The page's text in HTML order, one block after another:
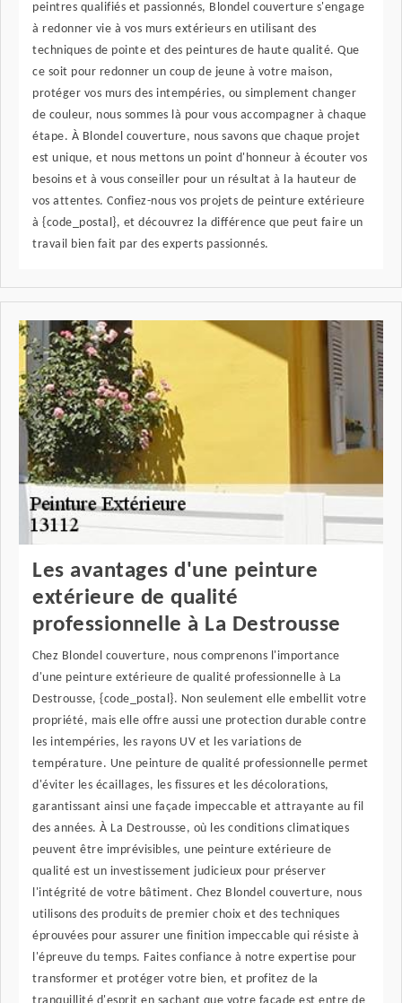
peintres qualifiés et passionnés, Blondel couverture s'engage
à redonner vie à vos murs extérieurs en utilisant des
techniques de pointe et des peintures de haute qualité. Que
ce soit pour redonner un coup de jeune à votre maison,
protéger vos murs des intempéries, ou simplement changer
de couleur, nous sommes là pour vous accompagner à chaque
étape. À Blondel couverture, nous savons que chaque projet
est unique, et nous mettons un point d'honneur à écouter vos
besoins et à vous conseiller pour un résultat à la hauteur de
vos attentes. Confiez-nous vos projets de peinture extérieure
à {code_postal}, et découvrez la différence que peut faire un
travail bien fait par des experts passionnés.
Les avantages d'une peinture
extérieure de qualité
professionnelle à La Destrousse
Chez Blondel couverture, nous comprenons l'importance
d'une peinture extérieure de qualité professionnelle à La
Destrousse, {code_postal}. Non seulement elle embellit votre
propriété, mais elle offre aussi une protection durable contre
les intempéries, les rayons UV et les variations de
température. Une peinture de qualité professionnelle permet
d'éviter les écaillages, les fissures et les décolorations,
garantissant ainsi une façade impeccable et attrayante au fil
des années. À La Destrousse, où les conditions climatiques
peuvent être imprévisibles, une peinture extérieure de
qualité est un investissement judicieux pour préserver
l'intégrité de votre bâtiment. Chez Blondel couverture, nous
utilisons des produits de premier choix et des techniques
éprouvées pour assurer une finition impeccable qui résiste à
l'épreuve du temps. Faites confiance à notre expertise pour
transformer et protéger votre bien, et profitez de la